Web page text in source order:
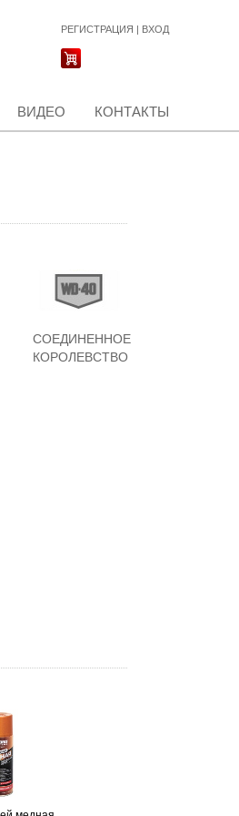
РЕГИСТРАЦИЯ | ВХОД
ВИДЕО КОНТАКТЫ
СОЕДИНЕННОЕ
КОРОЛЕВСТВО